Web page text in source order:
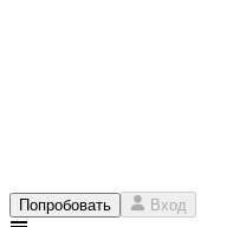
Попробовать Вход